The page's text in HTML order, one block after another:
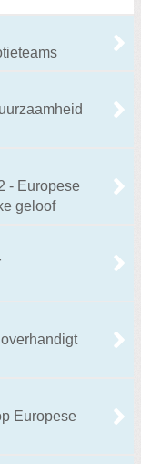
- Europese
geloof
Europese